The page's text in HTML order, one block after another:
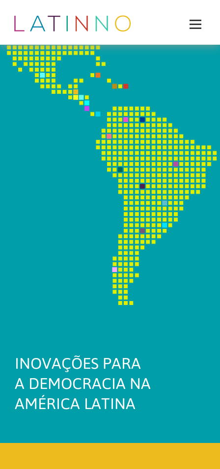
INOVAÇÕES PARA
A DEMOCRACIA NA
AMÉRICA LATINA